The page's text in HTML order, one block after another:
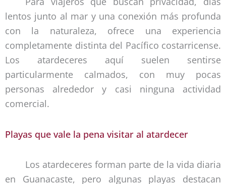
lentos junto al mar y una conexión más profunda
con la naturaleza, ofrece una experiencia
completamente distinta del Pacífico costarricense.
Los atardeceres aquí suelen sentirse
particularmente calmados, con muy pocas
personas alrededor y casi ninguna actividad
comercial.
Playas que vale la pena visitar al atardecer
Los atardeceres forman parte de la vida diaria
en Guanacaste, pero algunas playas destacan